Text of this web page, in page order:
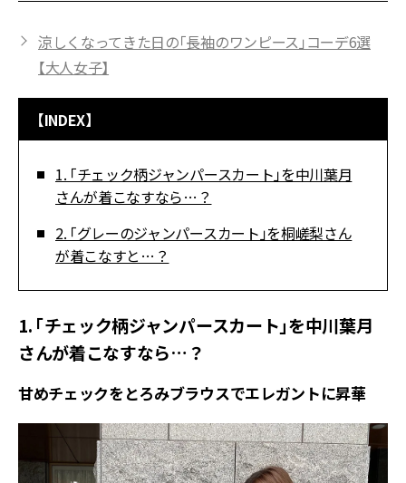
涼しくなってきた日の「長袖のワンピース」コーデ6選
【大人女子】
【INDEX】
1. 「チェック柄ジャンパースカート」を中川葉月
さんが着こなすなら…？
2. 「グレーのジャンパースカート」を桐嵯梨さん
が着こなすと…？
1. 「チェック柄ジャンパースカート」を中川葉月
さんが着こなすなら…？
甘めチェックをとろみブラウスでエレガントに昇華